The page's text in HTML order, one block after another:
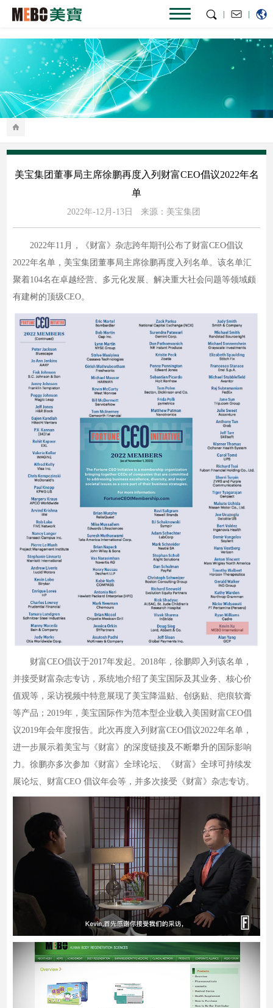
|
|
美宝集团董事局主席徐鹏再度入列财富CEO倡议2022年名
单
2022年-12月-13日 来源：美宝集团
2022年11月，《财富》杂志跨年期刊公布了财富CEO倡议
2022年名单，美宝集团董事局主席徐鹏再度入列名单。该名单汇
聚着104名在卓越经营、多元化发展、解决重大社会问题等领域颇
有建树的顶级CEO。
财富CEO倡议于2017年发起。2018年，徐鹏即入列该名单，
并接受财富杂志专访，系统地介绍了美宝国际及其业务、核心价
值观等，采访视频中特意展现了美宝降温贴、创疡贴、疤痕软膏
等产品；2019年，美宝国际作为范本型企业载入美国财富CEO倡
议2019年会年度报告。此次再度入列财富CEO倡议2022年名单，
进一步展示着美宝与《财富》的深度链接及不断攀升的国际影响
力。徐鹏亦多次参加《财富》全球论坛、《财富》全球可持续发
展论坛、财富CEO 倡议年会等，并多次接受《财富》杂志专访。